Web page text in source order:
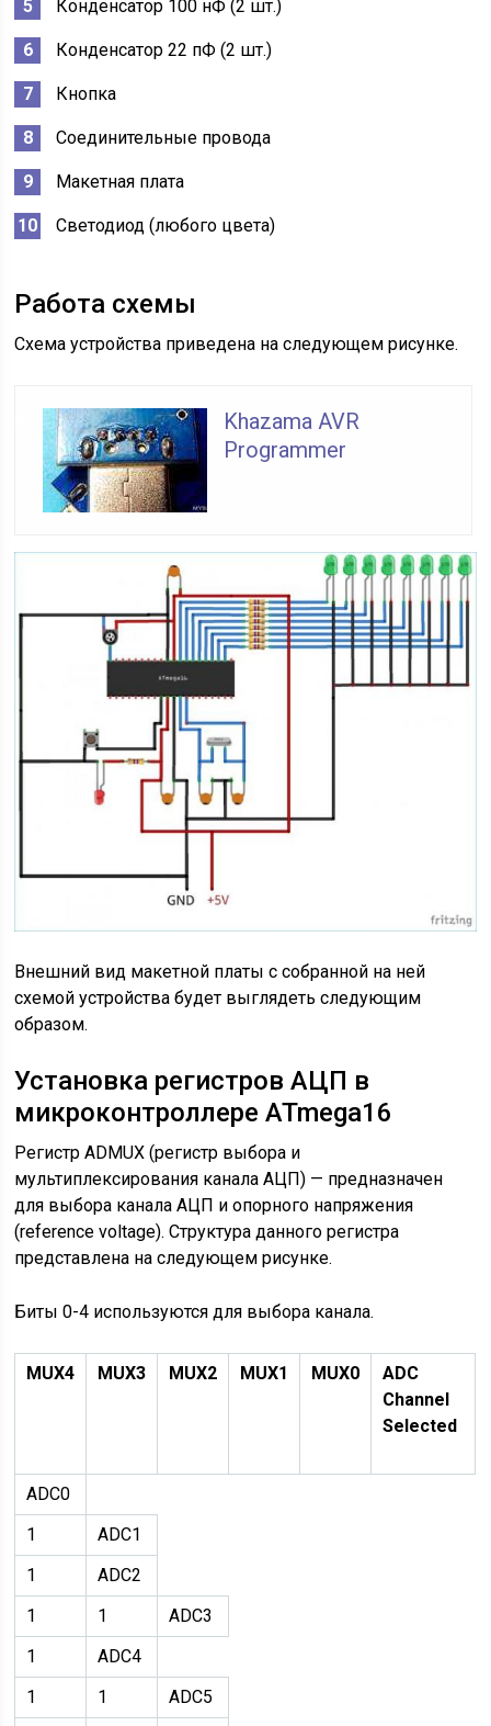
Конденсатор 100 нФ (2 шт.)
Конденсатор 22 пФ (2 шт.)
Кнопка
Соединительные провода
Макетная плата
Светодиод (любого цвета)
Работа схемы
Схема устройства приведена на следующем рисунке.
Khazama AVR
Programmer
Внешний вид макетной платы с собранной на ней
схемой устройства будет выглядеть следующим
образом.
Установка регистров АЦП в
микроконтроллере ATmega16
Регистр ADMUX (регистр выбора и
мультиплексирования канала АЦП) — предназначен
для выбора канала АЦП и опорного напряжения
(reference voltage). Структура данного регистра
представлена на следующем рисунке.
Биты 0-4 используются для выбора канала.
MUX4 MUX3 MUX2 MUX1 MUX0
ADC
Channel
Selected
ADC0
1
ADC1
1
ADC2
1
1
ADC3
1
ADC4
1
1
ADC5